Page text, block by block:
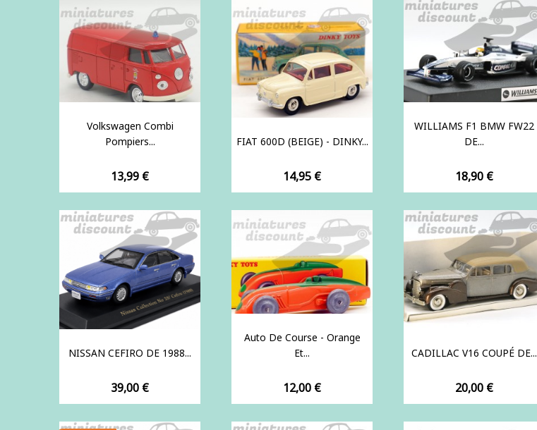
Volkswagen Combi
Pompiers...
Prix
13,99 €
FIAT 600D (BEIGE) - DINKY...
Prix
14,95 €
WILLIAMS F1 BMW FW22
DE...
Prix
18,90 €
NISSAN CEFIRO DE 1988...
Prix
39,00 €
Auto De Course - Orange
Et...
Prix
12,00 €
CADILLAC V16 COUPÉ DE...
Prix
20,00 €